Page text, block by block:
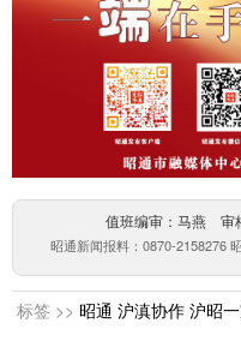
值班编审：马燕 审
昭通新闻报料：0870-2158276
标签 >> 昭通 沪滇协作 沪昭